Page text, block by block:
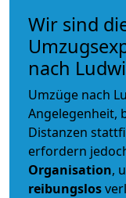
Wir sind
nach
Umzüge nach
Angelegenheit,
Distanzen
erfordern
Organisation,
reibungslos